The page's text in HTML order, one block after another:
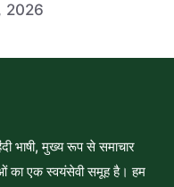
2026
भाषी, मुख्य रूप से समाचार
का एक स्वयंसेवी समूह है। हम